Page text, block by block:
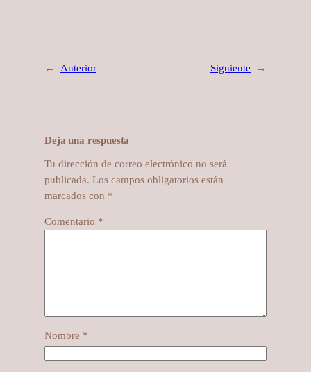
← Anterior Siguiente →
Deja una respuesta
Tu dirección de correo electrónico no será
publicada. Los campos obligatorios están
marcados con *
Comentario *
Nombre *